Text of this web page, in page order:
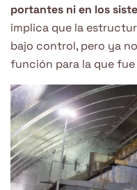
portantes ni en los
implica que la
bajo control, pero ya
función para la que fue